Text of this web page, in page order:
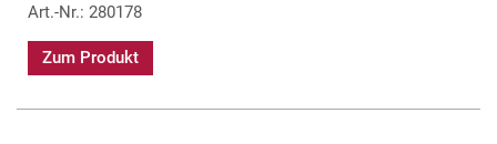
Art.-Nr.: 280178
Zum Produkt